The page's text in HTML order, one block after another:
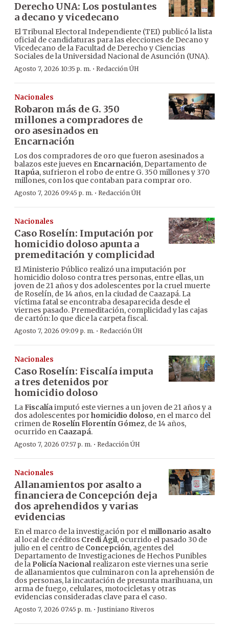
Derecho UNA: Los postulantes
a decano y vicedecano
El Tribunal Electoral Independiente (TEI) publicó la lista
oficial de candidaturas para las elecciones de Decano y
Vicedecano de la Facultad de Derecho y Ciencias
Sociales de la Universidad Nacional de Asunción (UNA).
Agosto 7, 2026 10:35 p. m. · Redacción ÚH
Nacionales
Robaron más de G. 350
millones a compradores de
oro asesinados en
Encarnación
Los dos compradores de oro que fueron asesinados a
balazos este jueves en Encarnación, Departamento de
Itapúa, sufrieron el robo de entre G. 350 millones y 370
millones, con los que contaban para comprar oro.
Agosto 7, 2026 09:45 p. m. · Redacción ÚH
Nacionales
Caso Roselín: Imputación por
homicidio doloso apunta a
premeditación y complicidad
El Ministerio Público realizó una imputación por
homicidio doloso contra tres personas, entre ellas, un
joven de 21 años y dos adolescentes por la cruel muerte
de Roselín, de 14 años, en la ciudad de Caazapá. La
víctima fatal se encontraba desaparecida desde el
viernes pasado. Premeditación, complicidad y las cajas
de cartón: lo que dice la carpeta fiscal.
Agosto 7, 2026 09:09 p. m. · Redacción ÚH
Nacionales
Caso Roselín: Fiscalía imputa
a tres detenidos por
homicidio doloso
LaFiscalíaimputó este viernes a un joven de 21 años y a
dos adolescentes porhomicidio doloso, en el marco del
crimen de Roselín Florentín Gómez, de 14 años,
ocurrido en Caazapá.
Agosto 7, 2026 07:57 p. m. · Redacción ÚH
Nacionales
Allanamientos por asalto a
financiera de Concepción deja
dos aprehendidos y varias
evidencias
En el marco de la investigación por el millonario asalto
al local de créditos Credi Ágil, ocurrido el pasado 30 de
julio en el centro de Concepción, agentes del
Departamento de Investigaciones de Hechos Punibles
de la Policía Nacionalrealizaron este viernes una serie
de allanamientos que culminaron con la aprehensión de
dos personas, la incautación de presunta marihuana, un
arma de fuego, celulares, motocicletas y otras
evidencias consideradas clave para el caso.
Agosto 7, 2026 07:45 p. m. · Justiniano Riveros